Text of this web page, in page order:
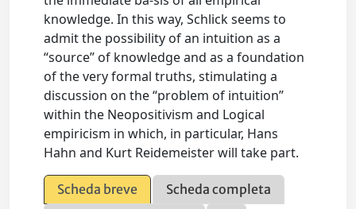
knowledge. In this way, Schlick seems to
admit the possibility of an intuition as a
“source” of knowledge and as a foundation
of the very formal truths, stimulating a
discussion on the “problem of intuition”
within the Neopositivism and Logical
empiricism in which, in particular, Hans
Hahn and Kurt Reidemeister will take part.
Scheda breve
Scheda completa